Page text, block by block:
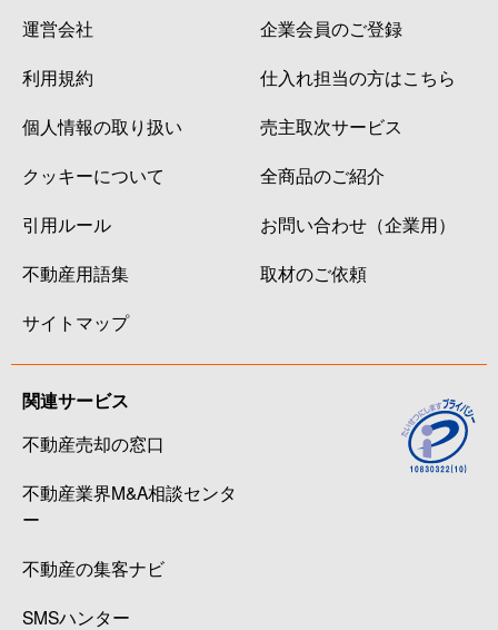
運営会社
利用規約
個人情報の取り扱い
クッキーについて
引用ルール
不動産用語集
サイトマップ
企業会員のご登録
仕入れ担当の方はこちら
売主取次サービス
全商品のご紹介
お問い合わせ（企業用）
取材のご依頼
関連サービス
不動産売却の窓口
不動産業界M&A相談センタ
ー
不動産の集客ナビ
SMSハンター